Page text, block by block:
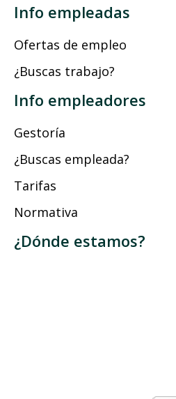
Info empleadas
Ofertas de empleo
¿Buscas trabajo?
Info empleadores
Gestoría
¿Buscas empleada?
Tarifas
Normativa
¿Dónde estamos?